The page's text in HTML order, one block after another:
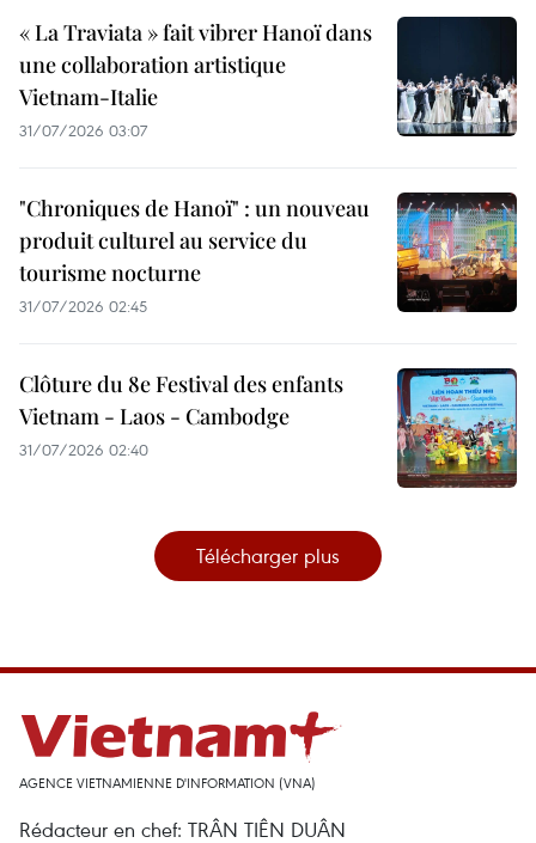
« La Traviata » fait vibrer Hanoï dans
une collaboration artistique
Vietnam-Italie
31/07/2026 03:07
"Chroniques de Hanoï" : un nouveau
produit culturel au service du
tourisme nocturne
31/07/2026 02:45
Clôture du 8e Festival des enfants
Vietnam - Laos - Cambodge
31/07/2026 02:40
Télécharger plus
AGENCE VIETNAMIENNE D'INFORMATION (VNA)
Rédacteur en chef: TRÂN TIÊN DUÂN